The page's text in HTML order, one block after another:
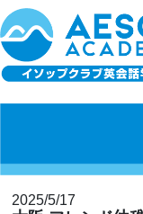
イソップクラブの特
クラスと料金
教室を探す
河内長野・南河内郡
新着情報
2025/5/17